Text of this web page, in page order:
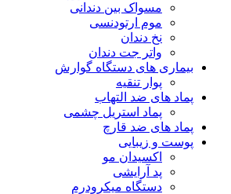
مسواک بین دندانی
موم ارتودنسی
نخ دندان
واتر جت دندان
بیماری های دستگاه گوارش
پوار تنقیه
پماد های ضد التهاب
پماد استریل چشمی
پماد های ضد قارچ
پوست و زیبایی
اکسیدان مو
پد آرایشی
دستگاه میکرودرم